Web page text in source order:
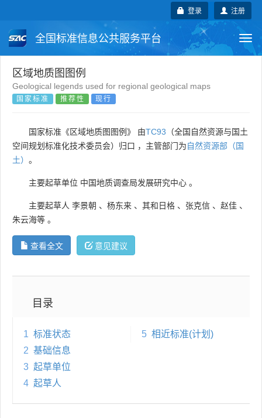
注册
登录
全国标准信息公共服务平台
国家标准
团体标准
国外标准 技术委员会
区域地质图图例
Geological legends used for regional geological maps
国家标准 推荐性 现行
国家标准《区域地质图图例》 由TC93 （全国自然资源与国土
空间规划标准化技术委员会）归口 ，主管部门为自然资源部（国
土） 。
主要起草单位 中国地质调查局发展研究中心 。
主要起草人 李景朝 、 杨东来 、 其和日格 、 张克信 、 赵佳 、
朱云海等 。
查看全文 意见建议
目录
1 标准状态
2 基础信息
3 起草单位
4 起草人
5 相近标准(计划)